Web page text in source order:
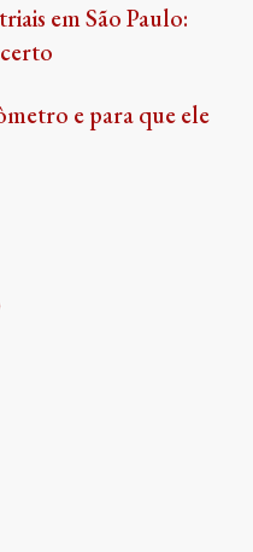
em São Paulo:
e para que ele